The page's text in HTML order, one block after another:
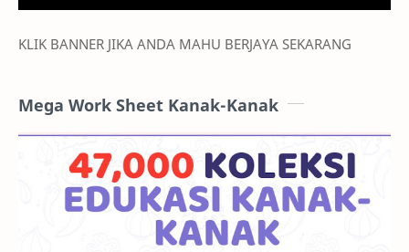
KLIK BANNER JIKA ANDA MAHU BERJAYA SEKARANG
Mega Work Sheet Kanak-Kanak